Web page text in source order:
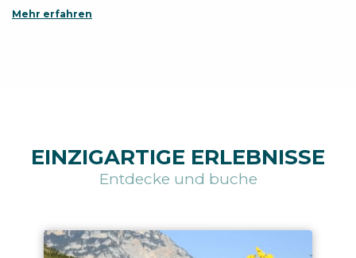
Mehr erfahren
EINZIGARTIGE ERLEBNISSE
Entdecke und buche